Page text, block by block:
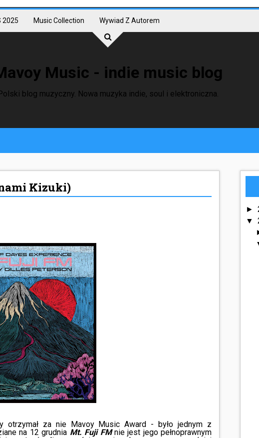
2025 Music Collection Wywiad Z Autorem
Music - indie music blog
blog muzyczny. Nowa muzyka indie, soul i elektroniczna.
Kizuki)
za nie Mavoy Music Award - było jednym z
na 12 grudnia Mt. Fuji FMnie jest jego pełnoprawnym
►
▼